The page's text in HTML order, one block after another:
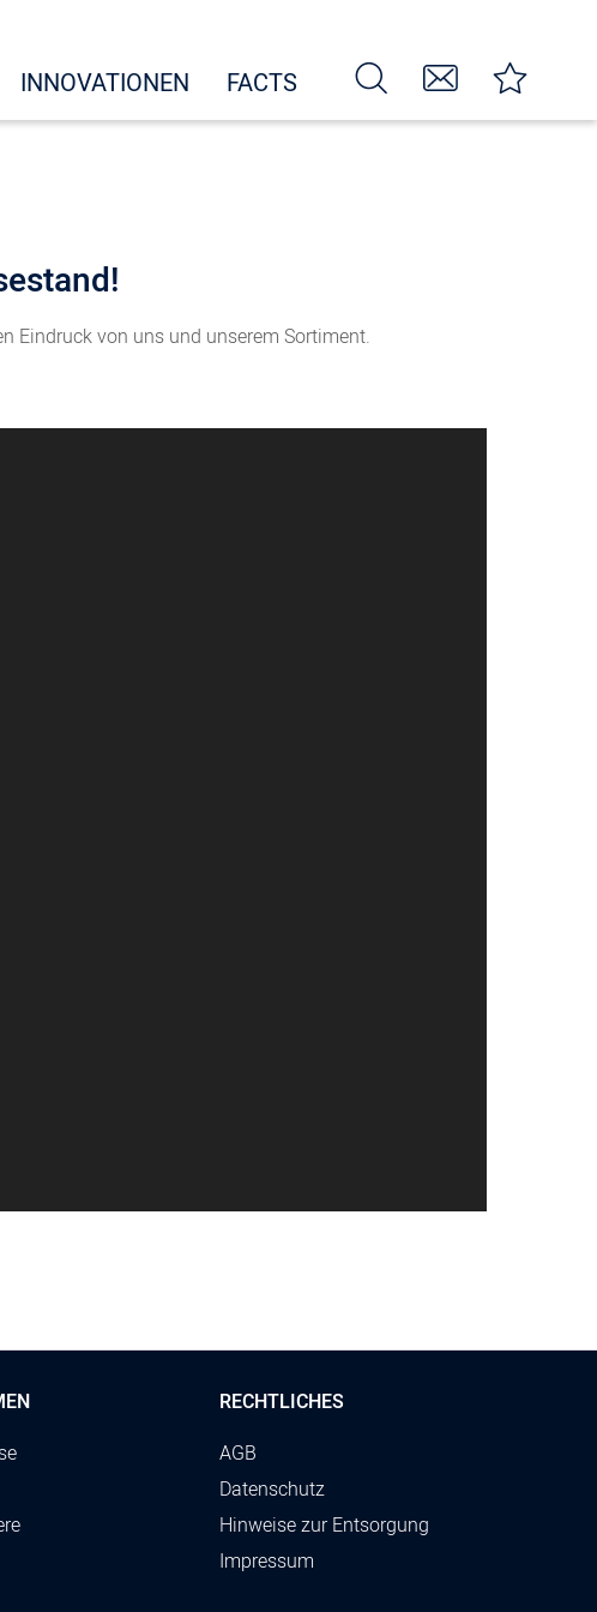
INNOVATIONEN FACTS
Eindruck von uns und unserem Sortiment.
RECHTLICHES
AGB
Datenschutz
Hinweise zur Entsorgung
Impressum